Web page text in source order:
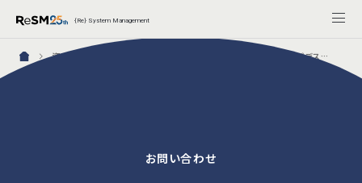
{Re} System Management
資料ダウンロード：万全のヘルプデスク体制を構築！ITSM・AIヘルプデスクサービス紹介資料2点セット完了画面
お問い合わせ